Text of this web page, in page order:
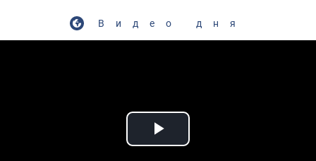
Видео дня
Play Video